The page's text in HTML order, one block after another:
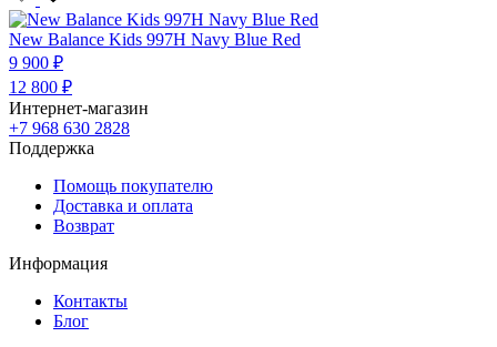
New Balance Kids 997H Navy Blue Red
9 900 ₽
12 800 ₽
Интернет-магазин
+7 968 630 2828
Поддержка
Помощь покупателю
Доставка и оплата
Возврат
Информация
Контакты
Блог